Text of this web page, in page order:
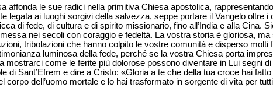
affonda le sue radici nella primitiva Chiesa apostolica,
legata ai luoghi sorgivi della salvezza, seppe portare il Vangelo oltre i
di fede, di cultura e di spirito missionario, fino all’India e alla Cina.
nei secoli con coraggio e fedeltà. La vostra storia è gloriosa,
tribolazioni che hanno colpito le vostre comunità e disperso molti
luminosa della fede, perché se la vostra Chiesa porta
mostrarci come le ferite più dolorose possono diventare in Lui segni
di Sant’Efrem e dire a Cristo: «Gloria a te che della tua croce hai
corpo dell’uomo mortale e lo hai trasformato in sorgente di vita per